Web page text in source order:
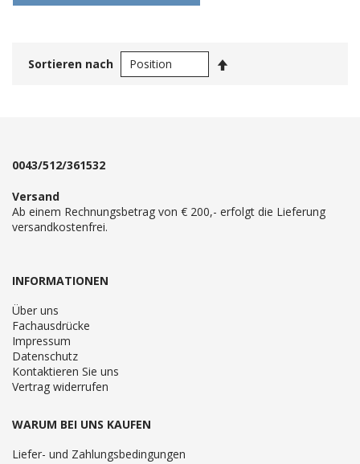
Sortieren nach
0043/512/361532
Versand
Ab einem Rechnungsbetrag von € 200,- erfolgt die Lieferung
versandkostenfrei.
INFORMATIONEN
Über uns
Fachausdrücke
Impressum
Datenschutz
Kontaktieren Sie uns
Vertrag widerrufen
WARUM BEI UNS KAUFEN
Liefer- und Zahlungsbedingungen